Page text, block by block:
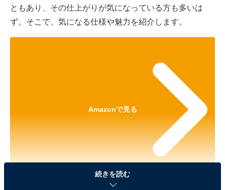
ともあり、その仕上がりが気になっている方も多いは
ず。そこで、気になる仕様や魅力を紹介します。
Amazonで見る
続きを読む